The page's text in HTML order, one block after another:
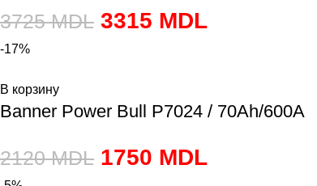
3725MDL 3315 MDL
-17%
В корзину
Banner Power Bull P7024 / 70Ah/600A
2120MDL 1750 MDL